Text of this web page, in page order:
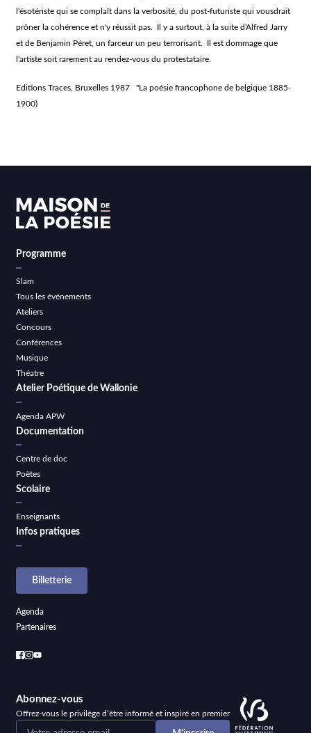
l'ésotériste qui se complaît dans la verbosité, du post-futuriste qui vousdrait
prôner la cohérence et n'y réussit pas. Il y a surtout, à la suite d'Alfred Jarry
et de Benjamin Péret, un farceur un peu terrorisant. Il est dommage que
l'artiste soit rarement au rendez-vous du protestataire.
Editions Traces, Bruxelles 1987 "La poésie francophone de belgique 1885-
1900)
Programme
Slam
Tous les événements
Ateliers
Concours
Conférences
Musique
Théatre
Atelier Poétique de Wallonie
Agenda APW
Documentation
Centre de doc
Poètes
Scolaire
Enseignants
Infos pratiques
Billetterie
Agenda
Partenaires
Abonnez-vous
Offrez-vous le privilège d’être informé et inspiré en premier